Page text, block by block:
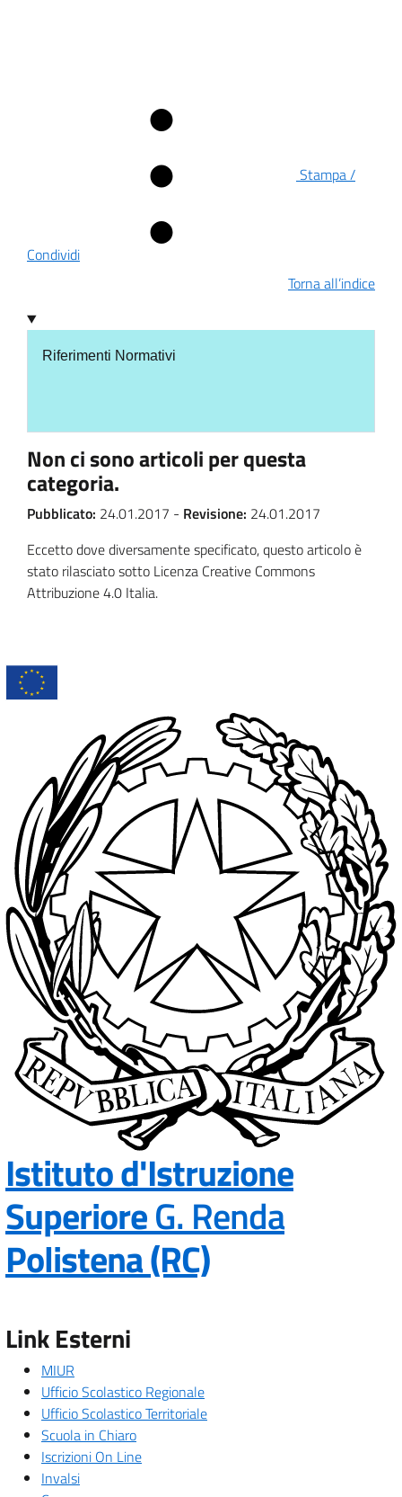
Stampa /
Condividi
Torna all’indice
Riferimenti Normativi
Non ci sono articoli per questa
categoria.
Pubblicato: 24.01.2017 - Revisione: 24.01.2017
Eccetto dove diversamente specificato, questo articolo è
stato rilasciato sotto Licenza Creative Commons
Attribuzione 4.0 Italia.
Istituto d'Istruzione
SuperioreG. Renda
Polistena (RC)— Visita la
Link Esterni
MIUR
Ufficio Scolastico Regionale
Ufficio Scolastico Territoriale
Scuola in Chiaro
Iscrizioni On Line
Invalsi